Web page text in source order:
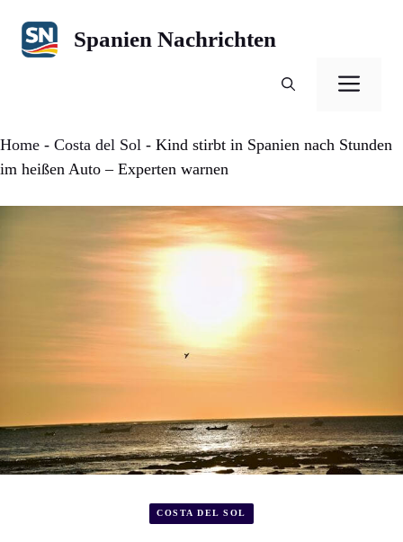
Inhalt
springen
Spanien Nachrichten
Home - Costa del Sol - Kind stirbt in Spanien nach Stunden
im heißen Auto – Experten warnen
COSTA DEL SOL